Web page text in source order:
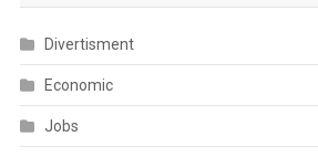
Divertisment
Economic
Jobs